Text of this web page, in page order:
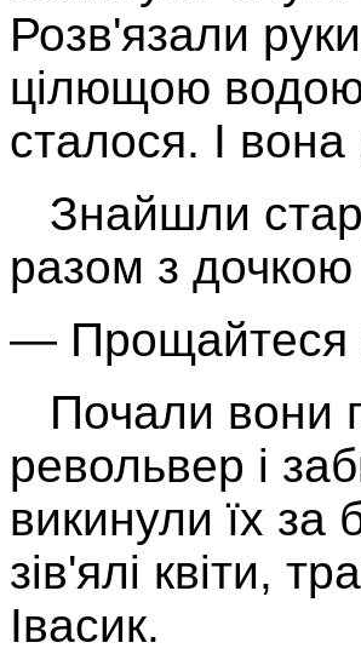
Розв'язали
цілю­щою
сталося. І
Знайшли
разом з дочкою
— Прощайтеся
Почали вони
револь­вер і
викинули їх за
зів'ялі квіти,
Івасик.